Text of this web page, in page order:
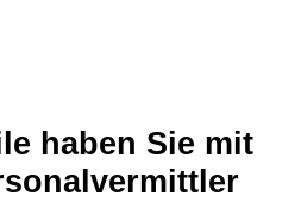
haben Sie mit